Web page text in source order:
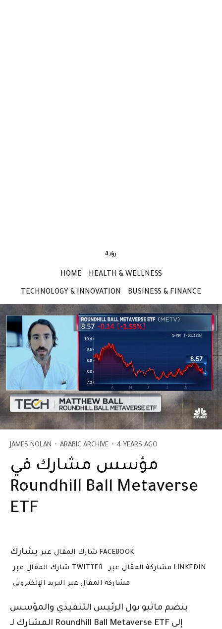
HOME HEALTH & WELLNESS
TECHNOLOGY & INNOVATION BUSINESS & FINANCE
JAMES NOLAN · ARABIC ARCHIVE · 4 YEARS AGO
مؤسس مشارك في
Roundhill Ball Metaverse
ETF
يشارك شارك المقال عبر FACEBOOK
شارك المقال عبر TWITTER مشاركة المقال عبر LINKEDIN
مشاركة المقال عبر البريد الإلكتروني
ينضم ماثيو بول الرئيس التنفيذي والمؤسس
المشارك لـ Roundhill Ball Metaverse ETF إلى